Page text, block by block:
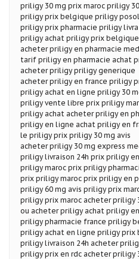
priligy 30 mg prix maroc priligy
priligy prix belgique priligy
priligy prix pharmacie priligy
priligy achat priligy prix belgique
acheter priligy en pharmacie
tarif priligy en pharmacie achat
acheter priligy priligy generique
acheter priligy en france priligy
priligy achat en ligne priligy 30
priligy vente libre prix priligy
priligy achat acheter priligy en
priligy en ligne achat priligy en
le priligy prix priligy 30 mg avis
acheter priligy 30 mg express
priligy livraison 24h prix priligy
priligy maroc prix priligy
prix priligy maroc prix priligy en
priligy 60 mg avis priligy prix
priligy prix maroc acheter priligy
ou acheter priligy achat priligy
priligy pharmacie france priligy
priligy achat en ligne priligy prix
priligy livraison 24h acheter
priligy prix en rdc acheter priligy